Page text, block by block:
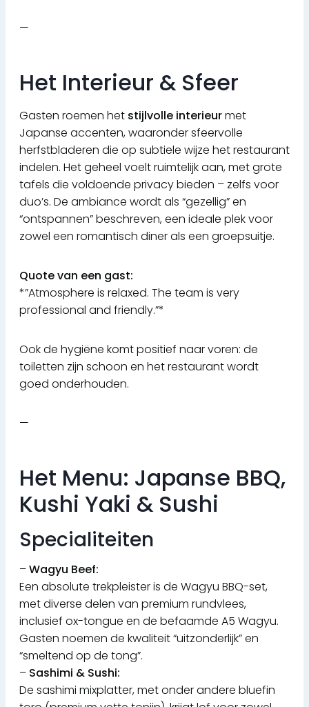
—
Het Interieur & Sfeer
Gasten roemen het stijlvolle interieurmet
Japanse accenten, waaronder sfeervolle
herfstbladeren die op subtiele wijze het restaurant
indelen. Het geheel voelt ruimtelijk aan, met grote
tafels die voldoende privacy bieden – zelfs voor
duo’s. De ambiance wordt als “gezellig” en
“ontspannen” beschreven, een ideale plek voor
zowel een romantisch diner als een groepsuitje.
Quote van een gast:
*”Atmosphere is relaxed. The team is very
professional and friendly.”*
Ook de hygiëne komt positief naar voren: de
toiletten zijn schoon en het restaurant wordt
goed onderhouden.
—
Het Menu: Japanse BBQ,
Kushi Yaki & Sushi
Specialiteiten
–Wagyu Beef:
Een absolute trekpleister is de Wagyu BBQ-set,
met diverse delen van premium rundvlees,
inclusief ox-tongue en de befaamde A5 Wagyu.
Gasten noemen de kwaliteit “uitzonderlijk” en
“smeltend op de tong”.
– Sashimi & Sushi:
De sashimi mixplatter, met onder andere bluefin